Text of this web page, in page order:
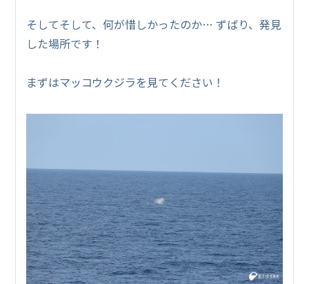
そしてそして、何が惜しかったのか… ずばり、発見
した場所です！
まずはマッコウクジラを見てください！